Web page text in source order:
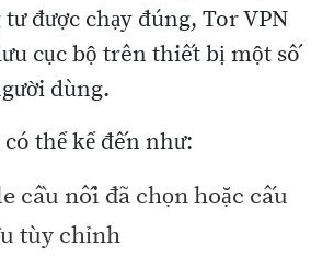
được chạy đúng, Tor VPN
cục bộ trên thiết bị một số
dùng.
thể kể đến như:
cầu nối đã chọn hoặc cấu
tùy chỉnh